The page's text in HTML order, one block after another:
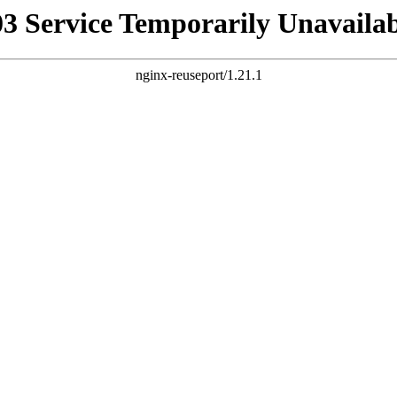
Service Temporarily
nginx-reuseport/1.21.1